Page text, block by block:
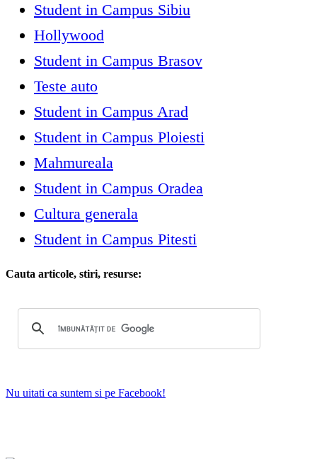
Student in Campus Sibiu
Hollywood
Student in Campus Brasov
Teste auto
Student in Campus Arad
Student in Campus Ploiesti
Mahmureala
Student in Campus Oradea
Cultura generala
Student in Campus Pitesti
Cauta articole, stiri, resurse:
Nu uitati ca suntem si pe Facebook!